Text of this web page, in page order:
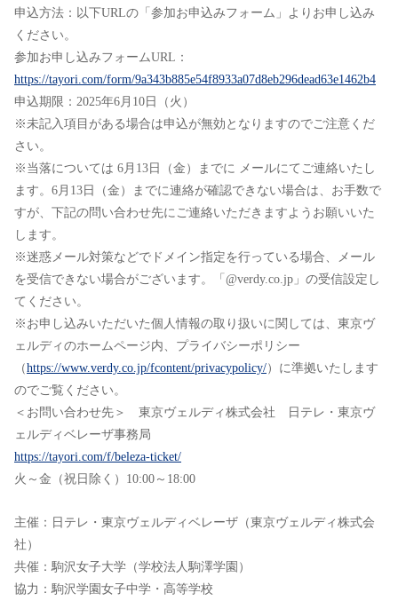
申込方法：以下URLの「参加お申込みフォーム」よりお申し込み
ください。
参加お申し込みフォームURL：
https://tayori.com/form/9a343b885e54f8933a07d8eb296dead63e1462b4
申込期限：2025年6月10日（火）
※未記入項目がある場合は申込が無効となりますのでご注意くだ
さい。
※当落については 6月13日（金）までに メールにてご連絡いたし
ます。6月13日（金）までに連絡が確認できない場合は、お手数で
すが、下記の問い合わせ先にご連絡いただきますようお願いいた
します。
※迷惑メール対策などでドメイン指定を行っている場合、メール
を受信できない場合がございます。「@verdy.co.jp」の受信設定し
てください。
※お申し込みいただいた個人情報の取り扱いに関しては、東京ヴ
ェルディのホームページ内、プライバシーポリシー
（https://www.verdy.co.jp/fcontent/privacypolicy/）に準拠いたします
のでご覧ください。
＜お問い合わせ先＞ 東京ヴェルディ株式会社 日テレ・東京ヴ
ェルディベレーザ事務局
https://tayori.com/f/beleza-ticket/
火～金（祝日除く）10:00～18:00
主催：日テレ・東京ヴェルディベレーザ（東京ヴェルディ株式会
社）
共催：駒沢女子大学（学校法人駒澤学園）
協力：駒沢学園女子中学・高等学校